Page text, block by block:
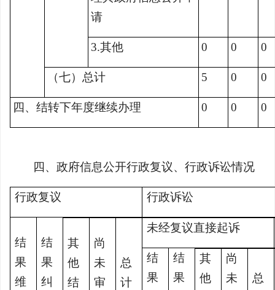
请
3.其他 0 0 0
（七）总计 5 0 0
四、结转下年度继续办理 0 0 0
四、政府信息公开行政复议、行政诉讼情况
行政复议 行政诉讼
结
果
维
结
果
纠
其
他
结
尚
未
审
总
计
未经复议直接起诉
结
果
结
果
其
他
尚
未
总